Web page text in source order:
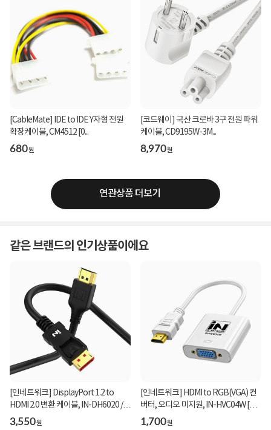
[CableMate] IDE to IDE Y자형 전원
확장케이블, CM4512 [0...
680원
[코드웨이] 국산 크로바 3구 전원 파워
케이블, CD9195W-3M...
8,970원
연관상품 더보기
같은 브랜드의 인기상품이에요
[인네트워크] DisplayPort 1.2 to
HDMI 2.0 변환 케이블, IN-DH6020 /
INC336 [2m]
3,550원
[인네트워크] HDMI to RGB(VGA) 컨
버터, 오디오 미지원, IN-HVC04W [화
이트]
1,700원